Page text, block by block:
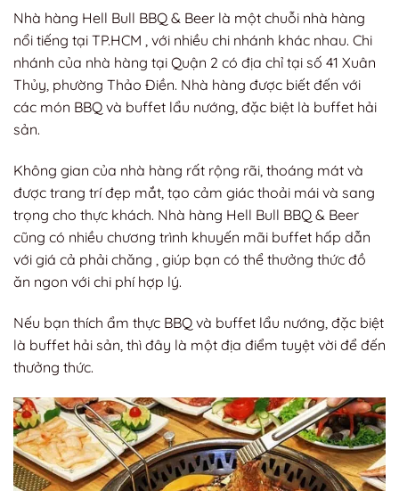
Nhà hàng Hell Bull BBQ & Beer là một chuỗi nhà hàng
nổi tiếng tại TP.HCM , với nhiều chi nhánh khác nhau. Chi
nhánh của nhà hàng tại Quận 2 có địa chỉ tại số 41 Xuân
Thủy, phường Thảo Điền. Nhà hàng được biết đến với
các món BBQ và buffet lẩu nướng, đặc biệt là buffet hải
sản.
Không gian của nhà hàng rất rộng rãi, thoáng mát và
được trang trí đẹp mắt, tạo cảm giác thoải mái và sang
trọng cho thực khách. Nhà hàng Hell Bull BBQ & Beer
cũng có nhiều chương trình khuyến mãi buffet hấp dẫn
với giá cả phải chăng , giúp bạn có thể thưởng thức đồ
ăn ngon với chi phí hợp lý.
Nếu bạn thích ẩm thực BBQ và buffet lẩu nướng, đặc biệt
là buffet hải sản, thì đây là một địa điểm tuyệt vời để đến
thưởng thức.